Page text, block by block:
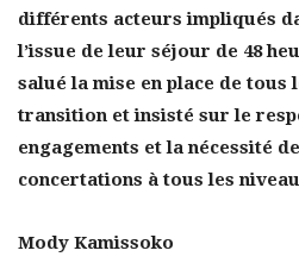
différents acteurs impliqués
l’issue de leur séjour de 48
salué la mise en place de tous
transition et insisté sur le
engagements et la nécessité
concertations à tous les
Mody Kamissoko